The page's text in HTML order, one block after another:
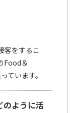
客をするこ
Food＆
ています。
のように活